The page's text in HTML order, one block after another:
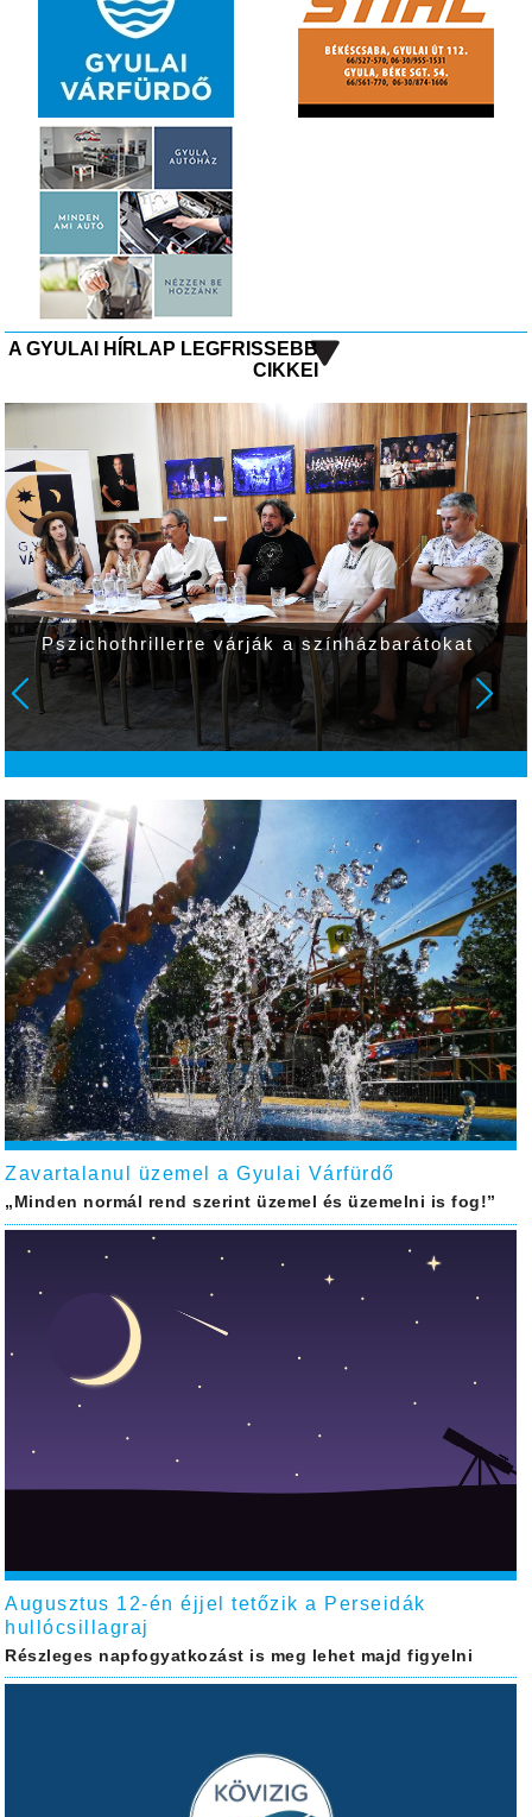
A GYULAI HÍRLAP LEGFRISSEBB
CIKKEI
Pszichothrillerre várják a színházbarátokat
Zavartalanul üzemel a Gyulai Várfürdő
„Minden normál rend szerint üzemel és üzemelni is fog!”
Augusztus 12-én éjjel tetőzik a Perseidák
hullócsillagraj
Részleges napfogyatkozást is meg lehet majd figyelni